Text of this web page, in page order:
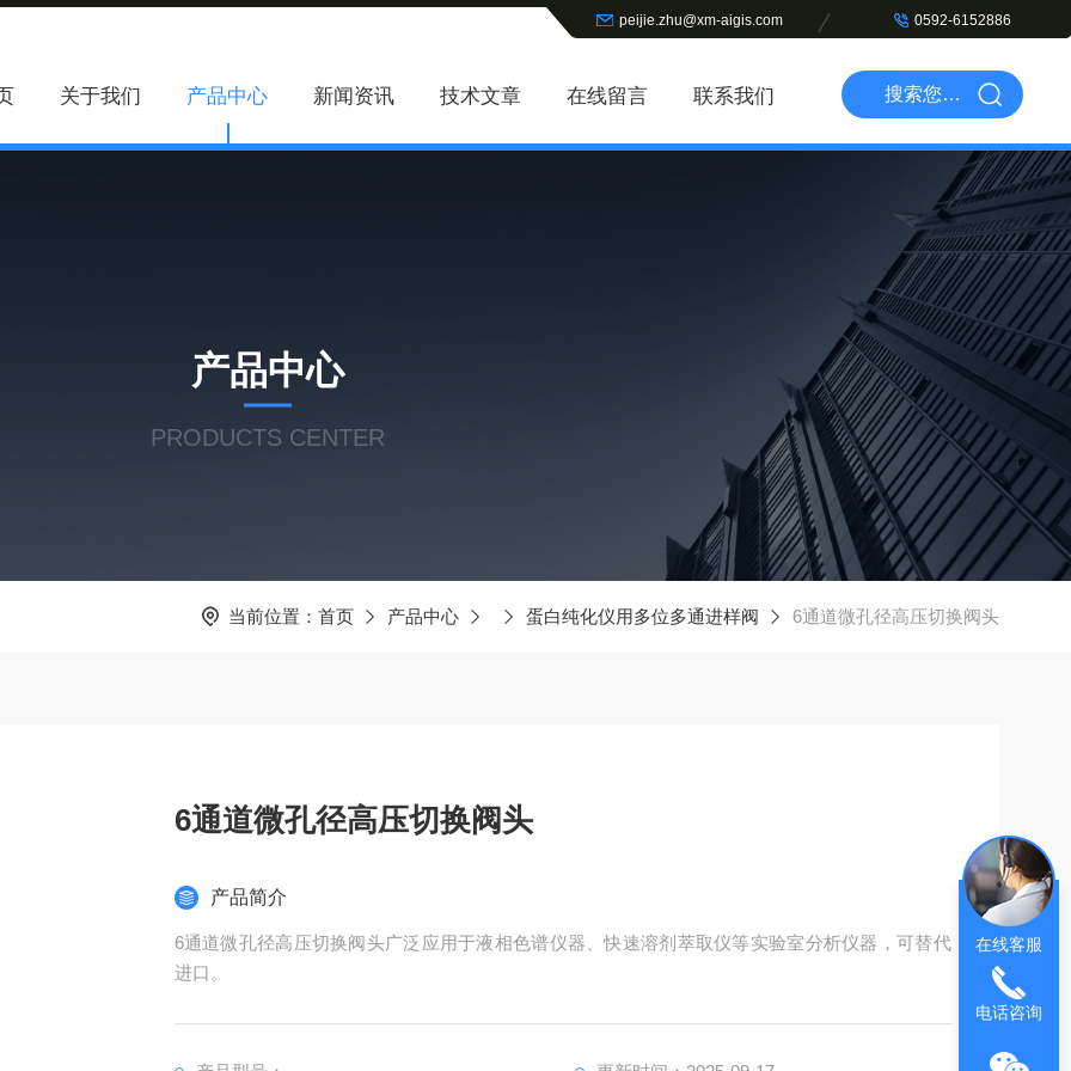
peijie.zhu@xm-aigis.com 0592-6152886
关于我们 产品中心 新闻资讯 技术文章 在线留言 联系我们
产品中心
PRODUCTS CENTER
当前位置： 首页 产品中心 蛋白纯化仪用多位多通进样阀 6通道微孔径高压切换阀头
6通道微孔径高压切换阀头
产品简介
​6通道微孔径高压切换阀头广泛应用于液相色谱仪器、快速溶剂萃取仪等实验室分析仪器，可替代
进口。
在线客服
电话咨询